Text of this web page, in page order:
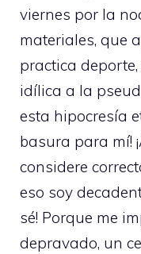
viernes por la
materiales, que
practica
idílica a la
esta hipocresía
basura para mí!
considere
eso soy
sé! Porque me
depravado, un